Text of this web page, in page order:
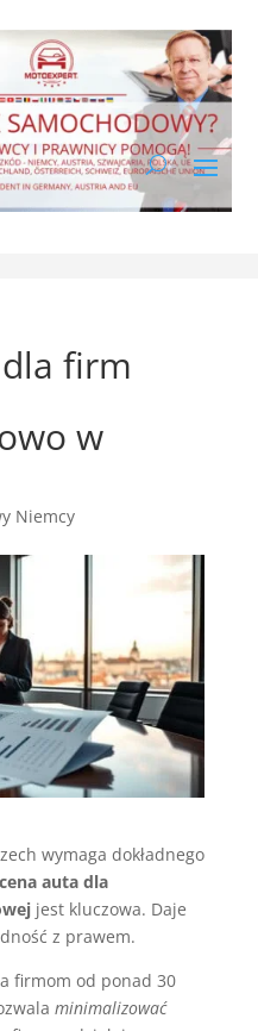
firm
w
Niemcy
wymaga dokładnego
auta dla
jest kluczowa. Daje
z prawem.
firmom od ponad 30
minimalizować